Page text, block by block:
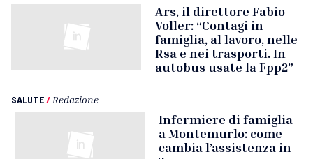
Ars, il direttore Fabio
Voller: “Contagi in
famiglia, al lavoro, nelle
Rsa e nei trasporti. In
autobus usate la Fpp2”
SALUTE/ Redazione
Infermiere di famiglia
a Montemurlo: come
cambia l’assistenza in